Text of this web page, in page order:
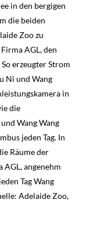
in den bergigen
die beiden
Zoo zu
AGL, den
So erzeugter Strom
Ni und Wang
in
die
Wang Wang
jeden Tag. In
Räume der
AGL, angenehm
Tag Wang
Adelaide Zoo,